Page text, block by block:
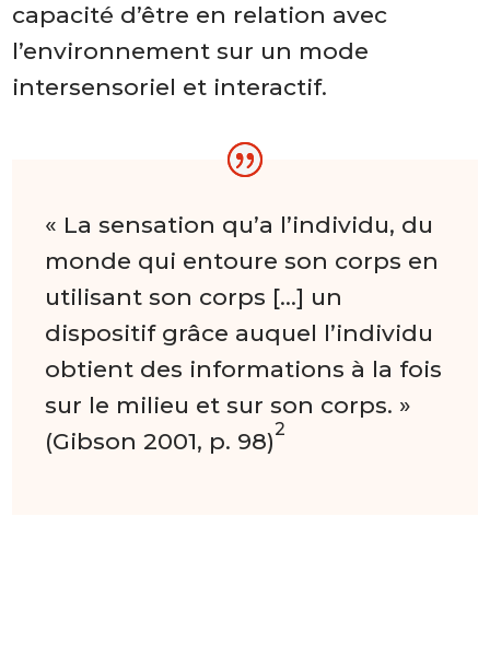
capacité d’être en relation avec
l’environnement sur un mode
intersensoriel et interactif.
« La sensation qu’a l’individu, du
monde qui entoure son corps en
utilisant son corps […] un
dispositif grâce auquel l’individu
obtient des informations à la fois
sur le milieu et sur son corps. »
(Gibson 2001, p. 98)2